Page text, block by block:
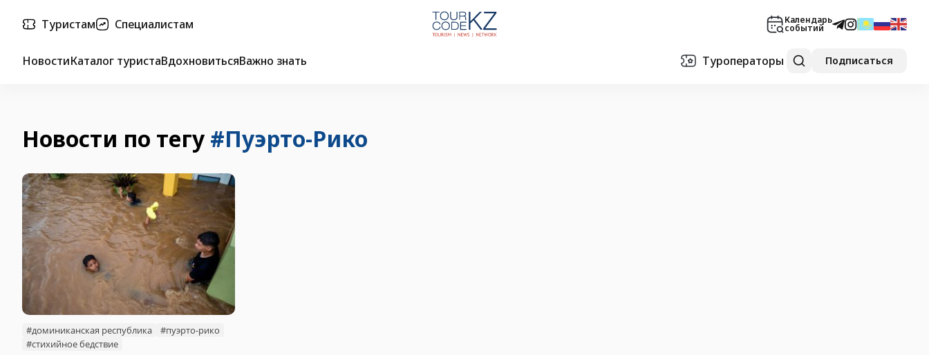
Туристам Специалистам Календарь
событий
НовостиКаталог туристаВдохновитьсяВажно знать Туроператоры Подписаться
Новости по тегу #Пуэрто-Рико
#доминиканская республика
#пуэрто-рико
#стихийное бедствие